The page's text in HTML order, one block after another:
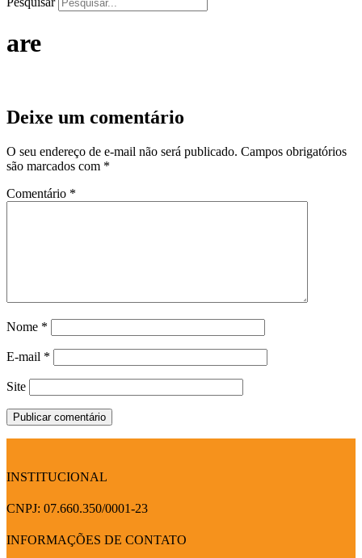
are
Deixe um comentário
O seu endereço de e-mail não será publicado. Campos obrigatórios
são marcados com *
Comentário *
Nome *
E-mail *
Site
INSTITUCIONAL
CNPJ: 07.660.350/0001-23
INFORMAÇÕES DE CONTATO